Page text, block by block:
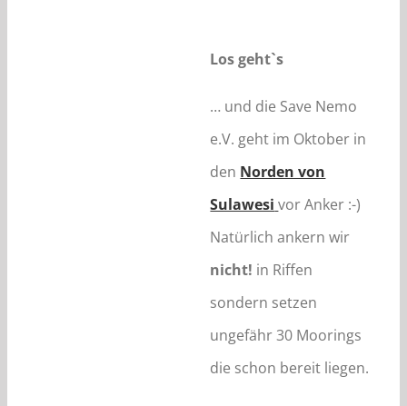
Los geht`s
… und die Save Nemo
e.V. geht im Oktober in
den Norden von
Sulawesi vor Anker :-)
Natürlich ankern wir
nicht! in Riffen
sondern setzen
ungefähr 30 Moorings
die schon bereit liegen.